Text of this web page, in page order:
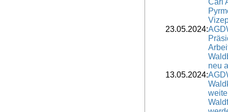
Carl
23.05.2024:
neu
13.05.2024: